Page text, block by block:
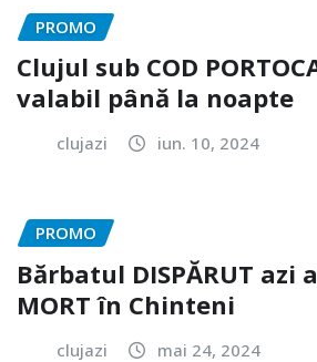
PROMO
Clujul sub COD
valabil până la noapte
clujazi iun. 10, 2024
PROMO
Bărbatul DISPĂRUT azi
MORT în Chinteni
clujazi mai 24, 2024